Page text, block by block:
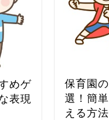
めゲ
表現
保育園
選！簡
える方法